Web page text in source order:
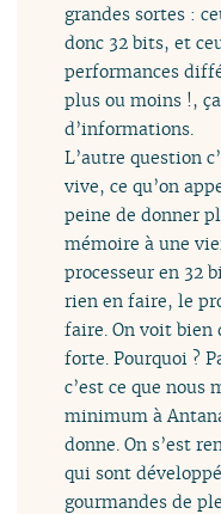
grandes sortes :
donc 32 bits, et
performances
plus ou moins !,
d’informations.
L’autre question
vive, ce qu’on
peine de donner
mémoire à une
processeur en 32
rien en faire, le
faire. On voit bien
forte. Pourquoi ?
c’est ce que
minimum à
donne. On s’est
qui sont
gourmandes de